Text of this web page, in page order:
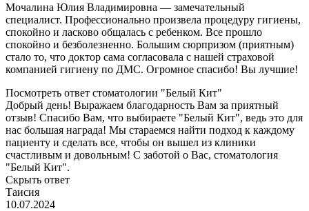
Мочалина Юлия Владимировна — замечательный
специалист. Профессионально произвела процедуру гигиены,
спокойно и ласково общалась с ребенком. Все прошло
спокойно и безболезненно. Большим сюрпризом (приятным)
стало то, что доктор сама согласовала с нашей страховой
компанией гигиену по ДМС. Огромное спасибо! Вы лучшие!
Посмотреть ответ стоматологии "Белый Кит"
Добрый день! Выражаем благодарность Вам за приятный
отзыв! Спасибо Вам, что выбираете "Белый Кит", ведь это для
нас большая награда! Мы стараемся найти подход к каждому
пациенту и сделать все, чтобы он вышел из клиники
счастливым и довольным! С заботой о Вас, стоматология
"Белый Кит".
Скрыть ответ
Таисия
10.07.2024